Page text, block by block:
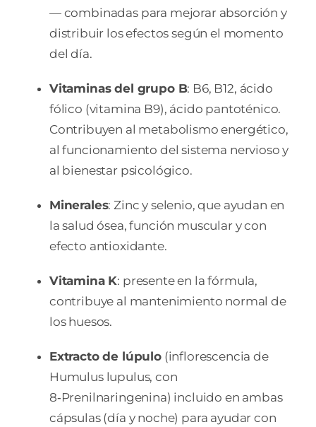
— combinadas para mejorar absorción y
distribuir los efectos según el momento
del día.
Vitaminas del grupo B: B6, B12, ácido
fólico (vitamina B9), ácido pantoténico.
Contribuyen al metabolismo energético,
al funcionamiento del sistema nervioso y
al bienestar psicológico.
Minerales: Zinc y selenio, que ayudan en
la salud ósea, función muscular y con
efecto antioxidante.
Vitamina K: presente en la fórmula,
contribuye al mantenimiento normal de
los huesos.
Extracto de lúpulo(inflorescencia de
Humulus lupulus, con
8‑Prenilnaringenina) incluido en ambas
cápsulas (día y noche) para ayudar con